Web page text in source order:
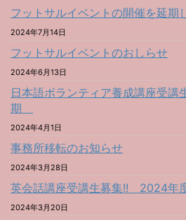
フットサルイベントの開催を延期
2024年7月14日
フットサルイベントのおしらせ
2024年6月13日
日本語ボランティア養成講座受
期
2024年4月1日
事務所移転のお知らせ
2024年3月28日
英会話講座受講生募集!! 2024年
2024年3月20日